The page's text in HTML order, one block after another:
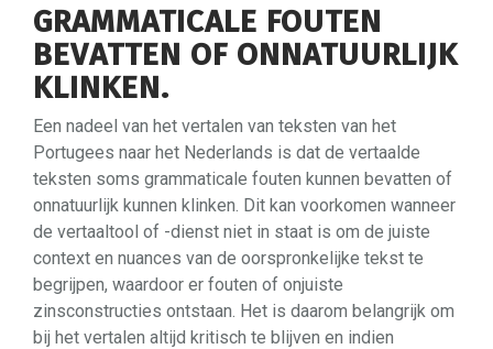
GRAMMATICALE FOUTEN
BEVATTEN OF ONNATUURLIJK
KLINKEN.
Een nadeel van het vertalen van teksten van het
Portugees naar het Nederlands is dat de vertaalde
teksten soms grammaticale fouten kunnen bevatten of
onnatuurlijk kunnen klinken. Dit kan voorkomen wanneer
de vertaaltool of -dienst niet in staat is om de juiste
context en nuances van de oorspronkelijke tekst te
begrijpen, waardoor er fouten of onjuiste
zinsconstructies ontstaan. Het is daarom belangrijk om
bij het vertalen altijd kritisch te blijven en indien